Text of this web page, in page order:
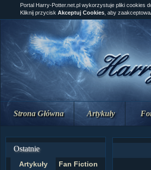
Strona Główna Artykuły
Ostatnie
Artykuły Fan Fiction
Portal Harry-Potter.net.pl wykorzystuje pliki cookies
Kliknij przycisk Akceptuj Cookies , aby